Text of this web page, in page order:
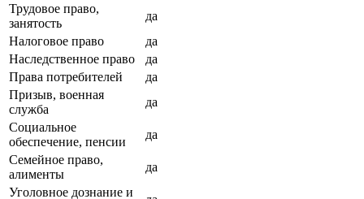
Трудовое право,
занятость
да
Налоговое право
да
Наследственное право
да
Права потребителей
да
Призыв, военная
служба
да
Социальное
обеспечение, пенсии
да
Семейное право,
алименты
да
Уголовное дознание и